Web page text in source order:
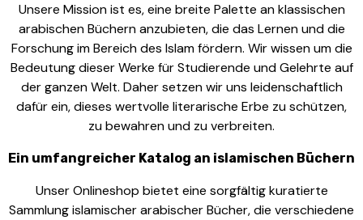
Unsere Mission ist es, eine breite Palette an klassischen
arabischen Büchern anzubieten, die das Lernen und die
Forschung im Bereich des Islam fördern. Wir wissen um die
Bedeutung dieser Werke für Studierende und Gelehrte auf
der ganzen Welt. Daher setzen wir uns leidenschaftlich
dafür ein, dieses wertvolle literarische Erbe zu schützen,
zu bewahren und zu verbreiten.
Ein umfangreicher Katalog an islamischen Büchern
Unser Onlineshop bietet eine sorgfältig kuratierte
Sammlung islamischer arabischer Bücher, die verschiedene